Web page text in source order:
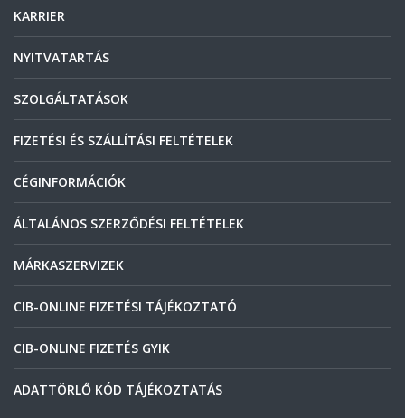
KARRIER
NYITVATARTÁS
SZOLGÁLTATÁSOK
FIZETÉSI ÉS SZÁLLÍTÁSI FELTÉTELEK
CÉGINFORMÁCIÓK
ÁLTALÁNOS SZERZŐDÉSI FELTÉTELEK
MÁRKASZERVIZEK
CIB-ONLINE FIZETÉSI TÁJÉKOZTATÓ
CIB-ONLINE FIZETÉS GYIK
ADATTÖRLŐ KÓD TÁJÉKOZTATÁS